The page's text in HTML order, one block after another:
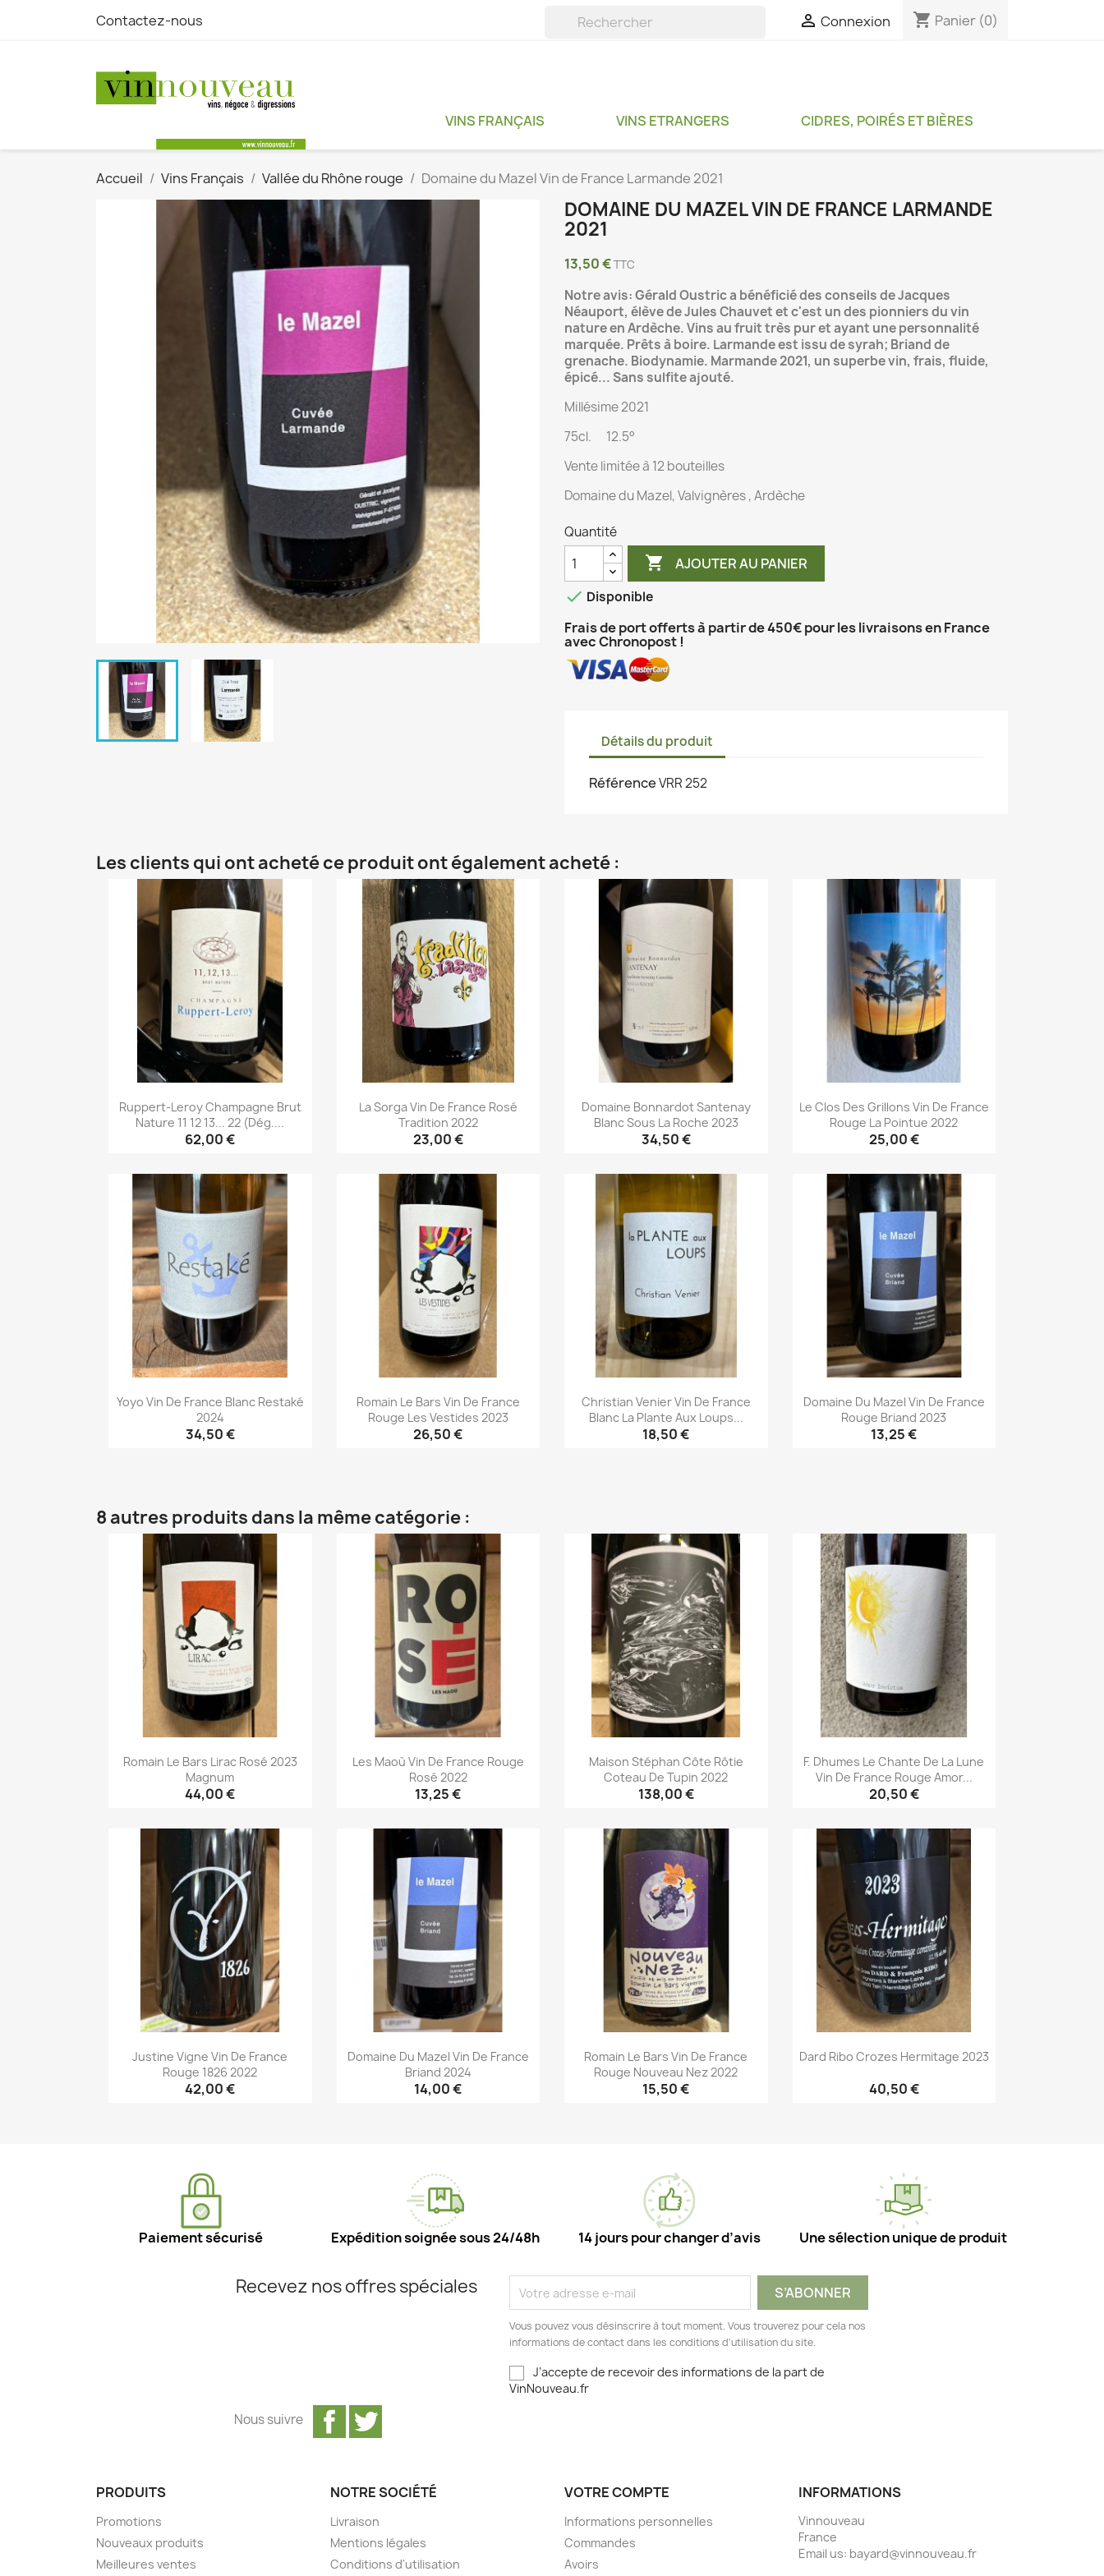
Contactez-nous  Connexion shopping_cart Panier (0)
VINS FRANÇAIS VINS ETRANGERS CIDRES, POIRÉS ET BIÈRES
Accueil Vins Français Vallée du Rhône rouge Domaine du Mazel Vin de France Larmande 2021
DOMAINE DU MAZEL VIN DE FRANCE LARMANDE
2021
13,50 €TTC
Notre avis: Gérald Oustric a bénéficié des conseils de Jacques
Néauport, élève de Jules Chauvet et c'est un des pionniers du vin
nature en Ardèche. Vins au fruit très pur et ayant une personnalité
marquée. Prêts à boire. Larmande est issu de syrah; Briand de
grenache. Biodynamie. Marmande 2021, un superbe vin, frais, fluide,
épicé...Sans sulfite ajouté.
Millésime 2021
75cl. 12.5°
Vente limitée à 12 bouteilles
Domaine du Mazel, Valvignères , Ardèche
Quantité
 AJOUTER AU PANIER
 Disponible
Frais de port offerts à partir de 450€ pour les livraisons en France
avec Chronopost !
Détails du produit
RéférenceVRR 252
Les clients qui ont acheté ce produit ont également acheté :
Ruppert-Leroy Champagne Brut
Nature 11 12 13... 22 (Dég....
62,00 €
Aperçu rapide
La Sorga Vin De France Rosé
Tradition 2022
23,00 €
Aperçu rapide
Domaine Bonnardot Santenay
Blanc Sous La Roche 2023
34,50 €
Aperçu rapide
Le Clos Des Grillons Vin De France
Rouge La Pointue 2022
25,00 €
Aperçu rapide
Yoyo Vin De France Blanc Restaké
2024
34,50 €
Romain Le Bars Vin De France
Rouge Les Vestides 2023
26,50 €
Christian Venier Vin De France
Blanc La Plante Aux Loups...
18,50 €
Domaine Du Mazel Vin De France
Rouge Briand 2023
13,25 €
8 autres produits dans la même catégorie :
Romain Le Bars Lirac Rosé 2023
Magnum
44,00 €
Aperçu rapide
Les Maoù Vin De France Rouge
Rosé 2022
13,25 €
Aperçu rapide
Maison Stéphan Côte Rôtie
Coteau De Tupin 2022
138,00 €
Aperçu rapide
F. Dhumes Le Chante De La Lune
Vin De France Rouge Amor...
20,50 €
Aperçu rapide
Justine Vigne Vin De France
Rouge 1826 2022
42,00 €
Domaine Du Mazel Vin De France
Briand 2024
14,00 €
Romain Le Bars Vin De France
Rouge Nouveau Nez 2022
15,50 €
Dard Ribo Crozes Hermitage 2023
40,50 €
Paiement sécurisé Expédition soignée sous 24/48h 14 jours pour changer d’avis Une sélection unique de produit
Recevez nos offres spéciales
Vous pouvez vous désinscrire à tout moment. Vous trouverez pour cela nos
informations de contact dans les conditions d'utilisation du site.
J’accepte de recevoir des informations de la part de
VinNouveau.fr
Facebook
Nous suivre
PRODUITS
Promotions
Nouveaux produits
Meilleures ventes
NOTRE SOCIÉTÉ
Livraison
Mentions légales
Conditions d'utilisation
VOTRE COMPTE
Informations personnelles
Commandes
Avoirs
INFORMATIONS
Vinnouveau
France
Email us: bayard@vinnouveau.fr